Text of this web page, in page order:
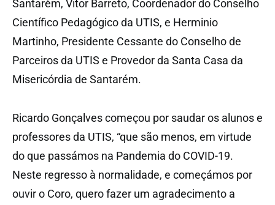
Santarém, Vitor Barreto, Coordenador do Conselho
Científico Pedagógico da UTIS, e Herminio
Martinho, Presidente Cessante do Conselho de
Parceiros da UTIS e Provedor da Santa Casa da
Misericórdia de Santarém.
Ricardo Gonçalves começou por saudar os alunos e
professores da UTIS, “que são menos, em virtude
do que passámos na Pandemia do COVID-19.
Neste regresso à normalidade, e começámos por
ouvir o Coro, quero fazer um agradecimento a